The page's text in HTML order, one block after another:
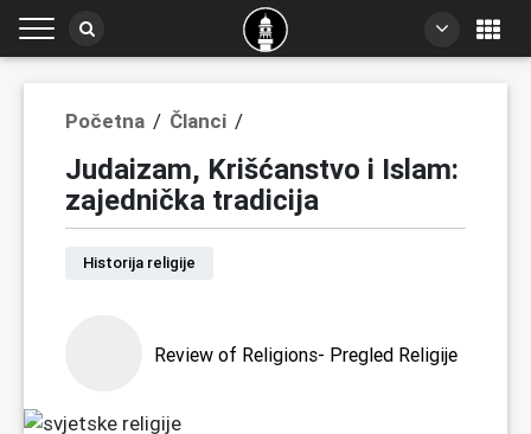
Početna / Članci /
Judaizam, Krišćanstvo i Islam:
zajednička tradicija
Historija religije
Review of Religions- Pregled Religije